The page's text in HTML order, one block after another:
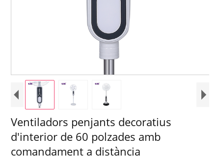
Ventiladors penjants decoratius
d'interior de 60 polzades amb
comandament a distància